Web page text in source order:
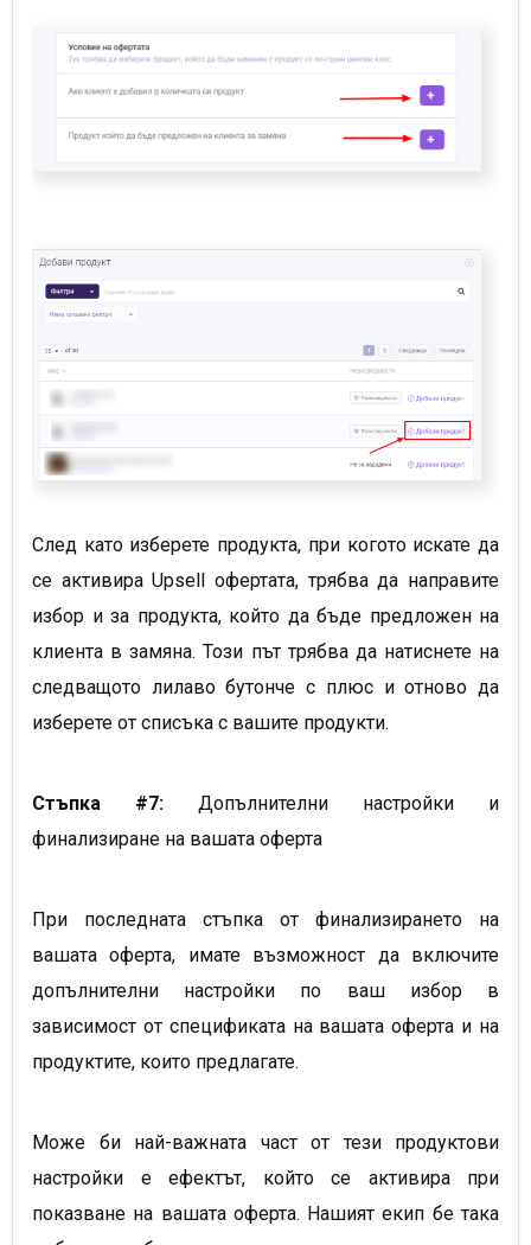
След като изберете продукта, при когото искате да
се активира Upsell офертата, трябва да направите
избор и за продукта, който да бъде предложен на
клиента в замяна. Този път трябва да натиснете на
следващото лилаво бутонче с плюс и отново да
изберете от списъка с вашите продукти.
Стъпка #7: Допълнителни настройки и
финализиране на вашата оферта
При последната стъпка от финализирането на
вашата оферта, имате възможност да включите
допълнителни настройки по ваш избор в
зависимост от спецификата на вашата оферта и на
продуктите, които предлагате.
Може би най-важната част от тези продуктови
настройки е ефектът, който се активира при
показване на вашата оферта. Нашият екип бе така